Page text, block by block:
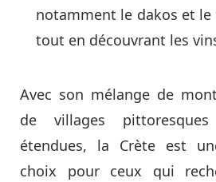
notamment le dakos et
tout en découvrant les
Avec son mélange de
de villages
étendues, la Crète est
choix pour ceux qui